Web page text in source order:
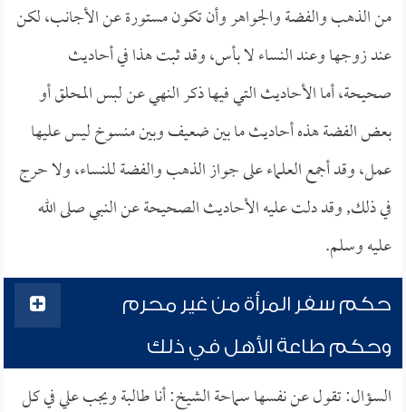
من الذهب والفضة والجواهر وأن تكون مستورة عن الأجانب، لكن
عند زوجها وعند النساء لا بأس، وقد ثبت هذا في أحاديث
صحيحة، أما الأحاديث التي فيها ذكر النهي عن لبس المحلق أو
بعض الفضة هذه أحاديث ما بين ضعيف وبين منسوخ ليس عليها
عمل، وقد أجمع العلماء على جواز الذهب والفضة للنساء، ولا حرج
في ذلك, وقد دلت عليه الأحاديث الصحيحة عن النبي صلى الله
عليه وسلم.
حكم سفر المرأة من غير محرم
وحكم طاعة الأهل في ذلك
السؤال: تقول عن نفسها سماحة الشيخ: أنا طالبة ويجب علي في كل